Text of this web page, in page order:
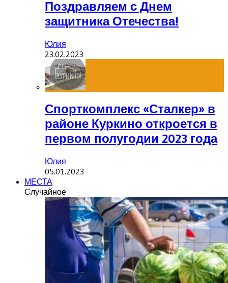
Поздравляем с Днем
защитника Отечества!
Юлия
23.02.2023
Спорткомплекс «Сталкер» в
районе Куркино откроется в
первом полугодии 2023 года
Юлия
05.01.2023
МЕСТА
Случайное